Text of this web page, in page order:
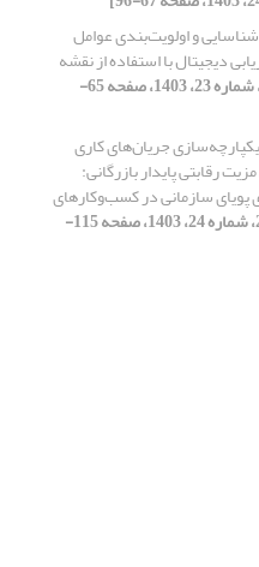
شناسایی و اولویت‌بندی عوامل
دیجیتال با استفاده از نقشه
[دوره 21، شماره 23، 1403، صفحه 65-
جریان‌های کاری
رقابتی پایدار بازرگانی:
سازمانی در کسب‌وکارهای
[دوره 21، شماره 24، 1403، صفحه 115-